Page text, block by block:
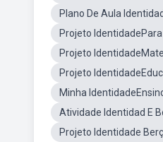
Plano De Aula
Projeto
Projeto
Projeto
Minha
Atividade Identidad E
Projeto Identidade